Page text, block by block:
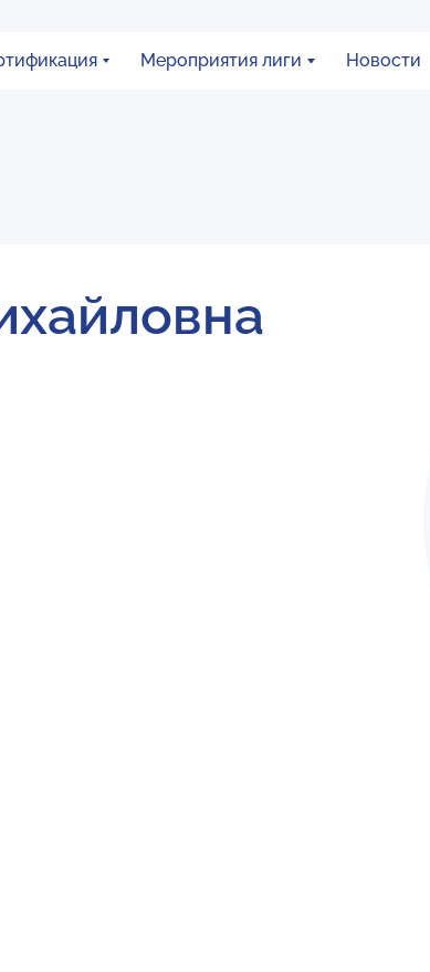
Мероприятия лиги Новости